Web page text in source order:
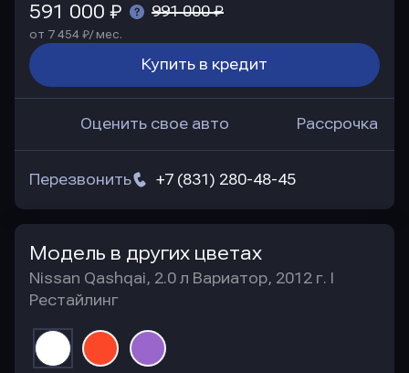
591 000 ₽ 991 000 ₽
от 7 454 ₽/ мес.
Купить в кредит
Оценить свое авто Рассрочка
+7 (831) 280-48-45
Перезвонить
Модель в других цветах
Nissan Qashqai, 2.0 л Вариатор, 2012 г. I
Рестайлинг